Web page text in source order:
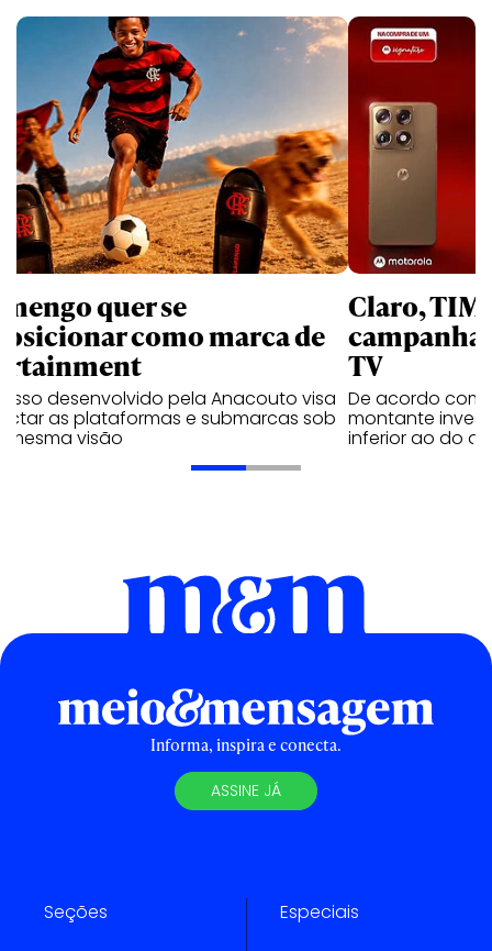
quer se
como marca de
desenvolvido pela Anacouto visa
as plataformas e submarcas sob
mesma visão
Claro,
TV
De acordo com
montante
inferior ao do
Informa, inspira e conecta.
ASSINE JÁ
Seções Especiais